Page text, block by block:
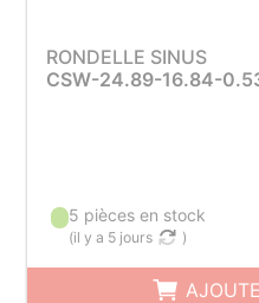
RONDELLE SINUS
CSW-24.89-16.84-
5 pièces en stock
(il y a 5 jours )